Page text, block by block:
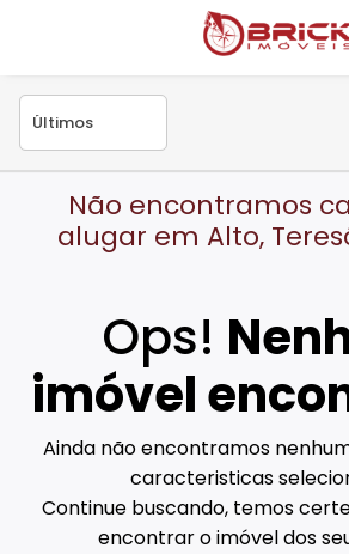
Não encontramos
alugar em Alto,
Ops!
imóvel
Ainda não encontramos
caracteristicas
Continue buscando, temos
encontrar o imóvel dos